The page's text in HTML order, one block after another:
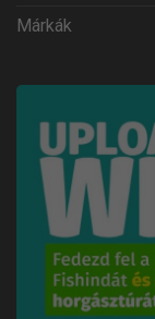
Márkák